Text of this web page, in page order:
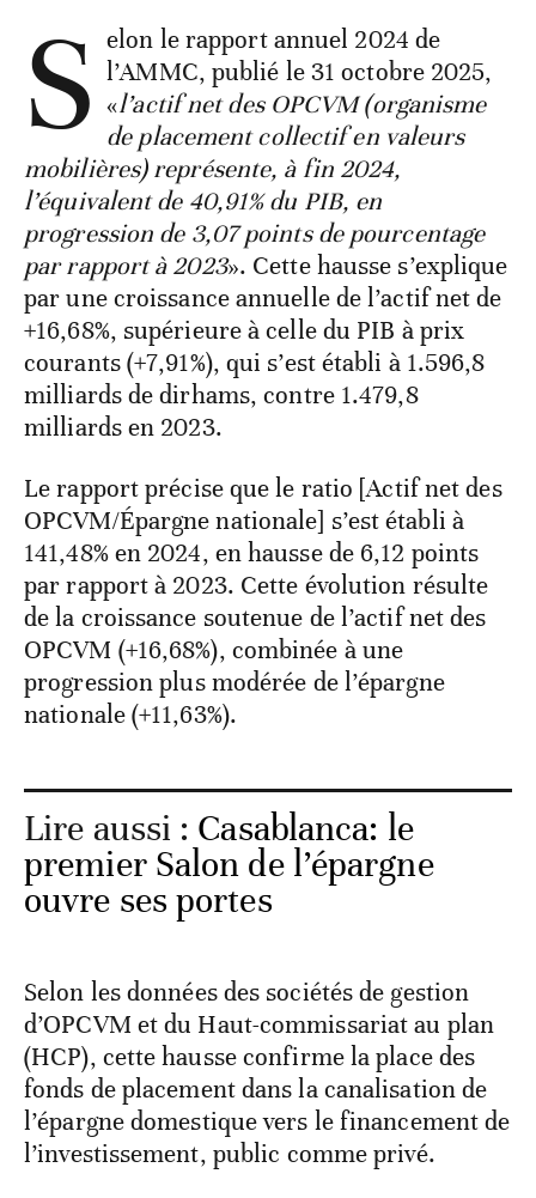
S elon le rapport annuel 2024 de
l’AMMC, publié le 31 octobre 2025,
«l’actif net des OPCVM (organisme
de placement collectif en valeurs
mobilières) représente, à fin 2024,
l’équivalent de 40,91% du PIB, en
progression de 3,07 points de pourcentage
par rapport à 2023». Cette hausse s’explique
par une croissance annuelle de l’actif net de
+16,68%, supérieure à celle du PIB à prix
courants (+7,91%), qui s’est établi à 1.596,8
milliards de dirhams, contre 1.479,8
milliards en 2023.
Le rapport précise que le ratio [Actif net des
OPCVM/Épargne nationale] s’est établi à
141,48% en 2024, en hausse de 6,12 points
par rapport à 2023. Cette évolution résulte
de la croissance soutenue de l’actif net des
OPCVM (+16,68%), combinée à une
progression plus modérée de l’épargne
nationale (+11,63%).
Lire aussi : Casablanca: le
premier Salon de l’épargne
ouvre ses portes
Selon les données des sociétés de gestion
d’OPCVM et du Haut-commissariat au plan
(HCP), cette hausse confirme la place des
fonds de placement dans la canalisation de
l’épargne domestique vers le financement de
l’investissement, public comme privé.